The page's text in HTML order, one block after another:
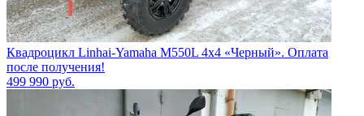
Квадроцикл Linhai-Yamaha M550L 4x4 «Черный». Оплата
после получения!
499 990 руб.